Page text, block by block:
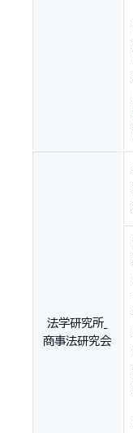
法学研究所_
商事法研究会